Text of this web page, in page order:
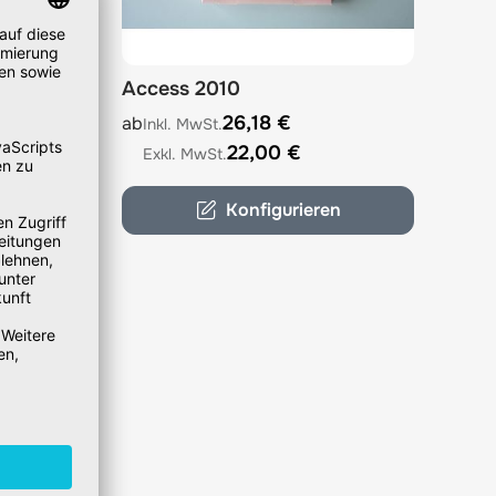
chosen on the product page
Access 2010
The price depends on the options chosen
ab
26,18 €
22,00 €
Konfigurieren